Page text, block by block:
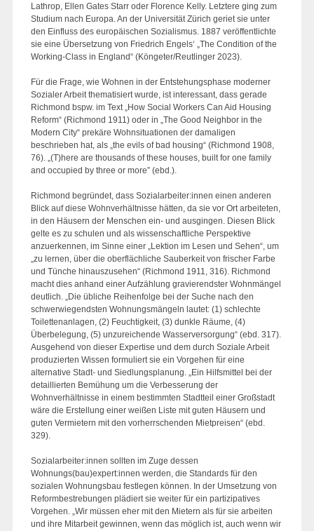
Lathrop, Ellen Gates Starr oder Florence Kelly. Letztere ging zum
Studium nach Europa. An der Universität Zürich geriet sie unter
den Einfluss des europäischen Sozialismus. 1887 veröffentlichte
sie eine Übersetzung von Friedrich Engels‘ „The Condition of the
Working-Class in England“ (Köngeter/Reutlinger 2023).
Für die Frage, wie Wohnen in der Entstehungsphase moderner
Sozialer Arbeit thematisiert wurde, ist interessant, dass gerade
Richmond bspw. im Text „How Social Workers Can Aid Housing
Reform“ (Richmond 1911) oder in „The Good Neighbor in the
Modern City“ prekäre Wohnsituationen der damaligen
beschrieben hat, als „the evils of bad housing“ (Richmond 1908,
76). „(T)here are thousands of these houses, built for one family
and occupied by three or more” (ebd.).
Richmond begründet, dass Sozialarbeiter:innen einen anderen
Blick auf diese Wohnverhältnisse hätten, da sie vor Ort arbeiteten,
in den Häusern der Menschen ein- und ausgingen. Diesen Blick
gelte es zu schulen und als wissenschaftliche Perspektive
anzuerkennen, im Sinne einer „Lektion im Lesen und Sehen“, um
„zu lernen, über die oberflächliche Sauberkeit von frischer Farbe
und Tünche hinauszusehen“ (Richmond 1911, 316). Richmond
macht dies anhand einer Aufzählung gravierendster Wohnmängel
deutlich. „Die übliche Reihenfolge bei der Suche nach den
schwerwiegendsten Wohnungsmängeln lautet: (1) schlechte
Toilettenanlagen, (2) Feuchtigkeit, (3) dunkle Räume, (4)
Überbelegung, (5) unzureichende Wasserversorgung“ (ebd. 317).
Ausgehend von dieser Expertise und dem durch Soziale Arbeit
produzierten Wissen formuliert sie ein Vorgehen für eine
alternative Stadt- und Siedlungsplanung. „Ein Hilfsmittel bei der
detaillierten Bemühung um die Verbesserung der
Wohnverhältnisse in einem bestimmten Stadtteil einer Großstadt
wäre die Erstellung einer weißen Liste mit guten Häusern und
guten Vermietern mit den vorherrschenden Mietpreisen“ (ebd.
329).
Sozialarbeiter:innen sollten im Zuge dessen
Wohnungs(bau)expert:innen werden, die Standards für den
sozialen Wohnungsbau festlegen können. In der Umsetzung von
Reformbestrebungen plädiert sie weiter für ein partizipatives
Vorgehen. „Wir müssen eher mit den Mietern als für sie arbeiten
und ihre Mitarbeit gewinnen, wenn das möglich ist, auch wenn wir